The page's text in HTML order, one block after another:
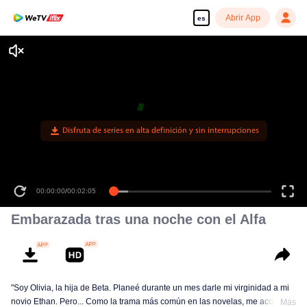
es Abrir App
Disfruta de series en alta definición y sin interrupciones
00:00:00/00:02:05
Embarazada tras una noche con el Alfa
"Soy Olivia, la hija de Beta. Planeé durante un mes darle mi virginidad a mi
novio Ethan. Pero... Como la trama más común en las novelas, me acostéMás